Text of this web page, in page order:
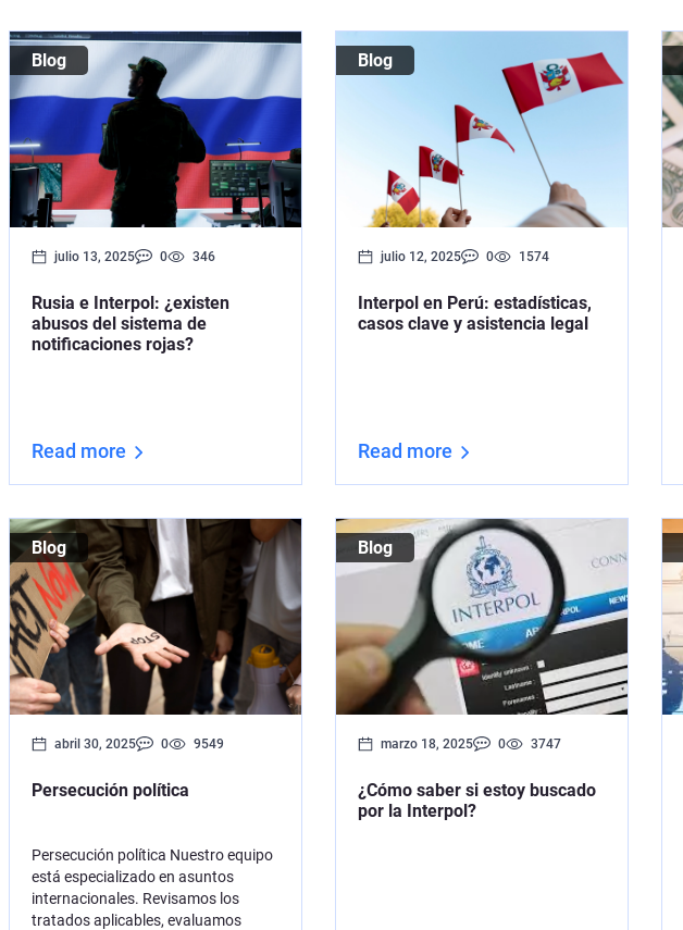
Blog
julio 13, 2025 0 346
Rusia e Interpol: ¿existen
abusos del sistema de
notificaciones rojas?
Read more
Blog
julio 12, 2025 0 1574
Interpol en Perú: estadísticas,
casos clave y asistencia legal
Read more
Blog
abril 30, 2025 0 9549
Persecución política
Persecución política Nuestro equipo
está especializado en asuntos
internacionales. Revisamos los
tratados aplicables, evaluamos
Blog
marzo 18, 2025 0 3747
¿Cómo saber si estoy buscado
por la Interpol?